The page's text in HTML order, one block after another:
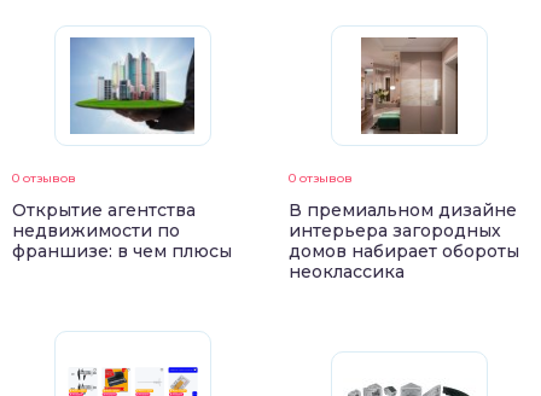
0 отзывов
Открытие агентства
недвижимости по
франшизе: в чем плюсы
0 отзывов
В премиальном дизайне
интерьера загородных
домов набирает обороты
неоклассика